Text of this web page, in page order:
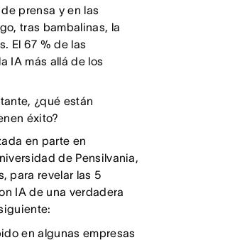
prensa y en las
tras bambalinas, la
El 67 % de las
IA más allá de los
¿qué están
éxito?
en parte en
de Pensilvania,
para revelar las 5
IA de una verdadera
en algunas empresas